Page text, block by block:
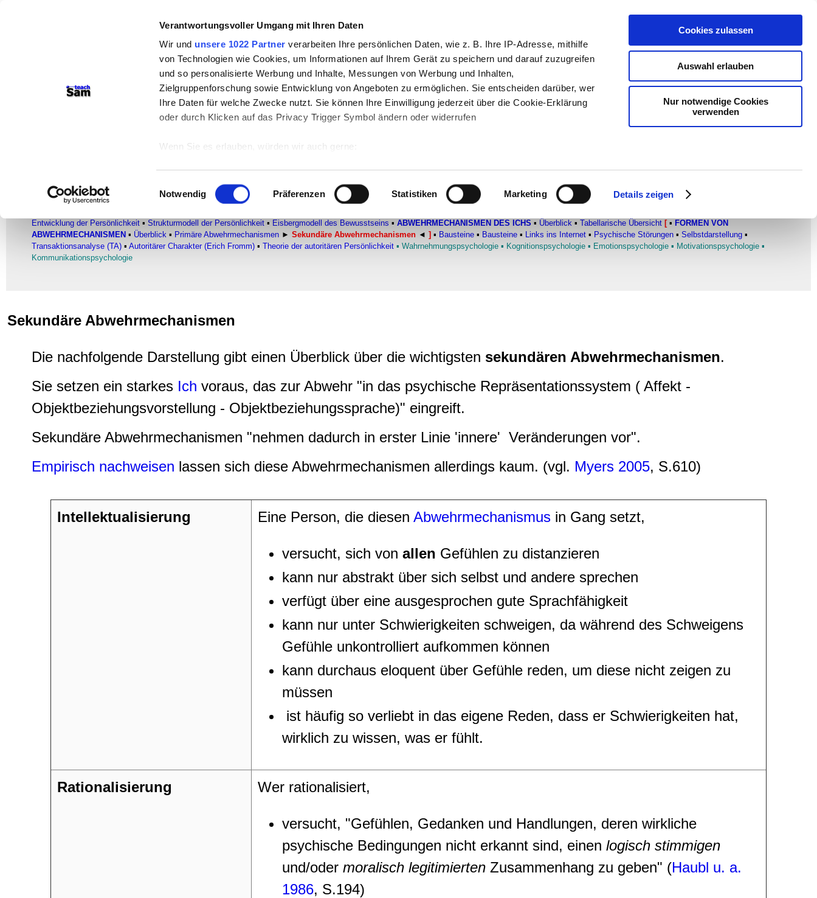
Verantwortungsvoller Umgang mit Ihren Daten
Wir und unsere 1022 Partner verarbeiten Ihre persönlichen Daten, wie z. B. Ihre IP-Adresse, mithilfe
von Technologien wie Cookies, um Informationen auf Ihrem Gerät zu speichern und darauf zuzugreifen
und so personalisierte Werbung und Inhalte, Messungen von Werbung und Inhalten,
Zielgruppenforschung sowie Entwicklung von Angeboten zu ermöglichen. Sie entscheiden darüber, wer
Ihre Daten für welche Zwecke nutzt. Sie können Ihre Einwilligung jederzeit über die Cookie-Erklärung
oder durch Klicken auf das Privacy Trigger Symbol ändern oder widerrufen
Wenn Sie es erlauben, würden wir auch gerne:
Ihr Gerät durch aktives Scannen nach bestimmten Merkmalen (Fingerprinting) identifizieren
Erfahren Sie mehr darüber, wie Ihre persönlichen Daten verarbeitet werden, und legen Sie Ihre
Präferenzen imAbschnitt Einzelheitenfest.
Wir verwenden Cookies, um Inhalte und Anzeigen zu personalisieren, Funktionen für soziale Medien
gesammelt haben.
Einwilligungsauswahl
Notwendig Präferenzen Statistiken Marketing Details zeigen
Cookies zulassen
Auswahl erlauben
Nur notwendige Cookies
verwenden
teachSam- Arbeitsbereiche:
Deutsch-Geschichte-Politik-Pädagogik- Psychologie-Medien -Methodik und
So navigiert man auf teachSam-So sucht man auf teachSam
teachSam braucht
Werbung
Formen von Abwehrmechanismen
Sekundäre Abwehrmechanismen
PSYCHOLOGIE
Entwicklung der Persönlichkeit ▪ Strukturmodell der Persönlichkeit ▪ Eisbergmodell des Bewusstseins ▪ ABWEHRMECHANISMEN DES ICHS ▪ Überblick ▪ Tabellarische Übersicht [ ▪ FORMEN VON
ABWEHRMECHANISMEN ▪ Überblick ▪ Primäre Abwehrmechanismen ► Sekundäre Abwehrmechanismen ◄ ] ▪ Bausteine ▪ Bausteine ▪ Links ins Internet ▪ Psychische Störungen ▪ Selbstdarstellung ▪
Transaktionsanalyse (TA) ▪ Autoritärer Charakter (Erich Fromm) ▪ Theorie der autoritären Persönlichkeit ▪ Wahrnehmungspsychologie ▪ Kognitionspsychologie ▪ Emotionspsychologie ▪ Motivationspsychologie ▪
Kommunikationspsychologie
Sekundäre Abwehrmechanismen
Die nachfolgende Darstellung gibt einen Überblick über die wichtigsten sekundären Abwehrmechanismen.
Sie setzen ein starkes Ich voraus, das zur Abwehr "in das psychische Repräsentationssystem ( Affekt -
Objektbeziehungsvorstellung - Objektbeziehungssprache)" eingreift.
Sekundäre Abwehrmechanismen "nehmen dadurch in erster Linie 'innere' Veränderungen vor".
Empirisch nachweisen lassen sich diese Abwehrmechanismen allerdings kaum. (vgl. Myers 2005, S.610)
Intellektualisierung Eine Person, die diesen Abwehrmechanismus in Gang setzt,
versucht, sich von allen Gefühlen zu distanzieren
kann nur abstrakt über sich selbst und andere sprechen
verfügt über eine ausgesprochen gute Sprachfähigkeit
kann nur unter Schwierigkeiten schweigen, da während des Schweigens
Gefühle unkontrolliert aufkommen können
kann durchaus eloquent über Gefühle reden, um diese nicht zeigen zu
müssen
ist häufig so verliebt in das eigene Reden, dass er Schwierigkeiten hat,
wirklich zu wissen, was er fühlt.
Rationalisierung Wer rationalisiert,
versucht, "Gefühlen, Gedanken und Handlungen, deren wirkliche
psychische Bedingungen nicht erkannt sind, einen logisch stimmigen
und/oder moralisch legitimierten Zusammenhang zu geben" (Haubl u. a.
1986, S.194)